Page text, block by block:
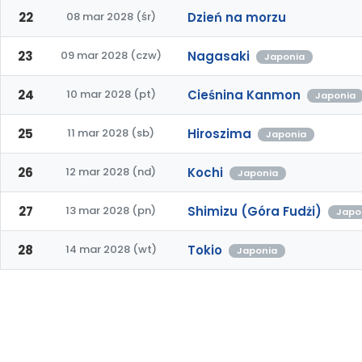
22 08 mar 2028 (śr) Dzień na morzu
23 09 mar 2028 (czw) Nagasaki Japonia
24 10 mar 2028 (pt) Cieśnina Kanmon Japonia
25 11 mar 2028 (sb) Hiroszima Japonia
26 12 mar 2028 (nd) Kochi Japonia
27 13 mar 2028 (pn) Shimizu (Góra Fudżi)
28 14 mar 2028 (wt) Tokio Japonia